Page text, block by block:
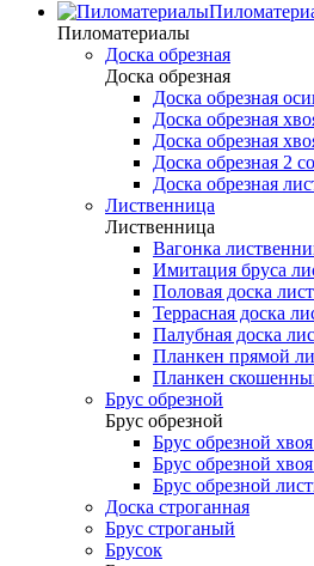
Пиломатериалы
Доска обрезная
Доска обрезная
Доска обрезная
Доска обрезная
Доска обрезная
Доска обрезная 2
Доска обрезная
Лиственница
Лиственница
Вагонка
Имитация бруса
Половая доска
Террасная доска
Палубная доска
Планкен прямой
Планкен
Брус обрезной
Брус обрезной
Брус обрезной
Брус обрезной
Брус обрезной
Доска строганная
Брус строганый
Брусок